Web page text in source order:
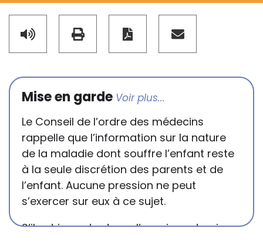
Mise en garde
Le Conseil de l’ordre des médecins
rappelle que l’information sur la nature
de la maladie dont souffre l’enfant reste
à la seule discrétion des parents et de
l’enfant. Aucune pression ne peut
s’exercer sur eux à ce sujet.
S’il est important que l’enseignant puisse